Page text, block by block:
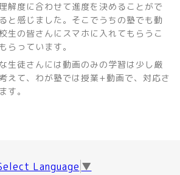
解度に合わせて進度を決めることがで
と感じました。そこでうちの塾でも動
生の皆さんにスマホに入れてもらうこ
らっています。
生徒さんには動画のみの学習は少し厳
えて、わが塾では授業+動画で、対応さ
す。
Language ▼